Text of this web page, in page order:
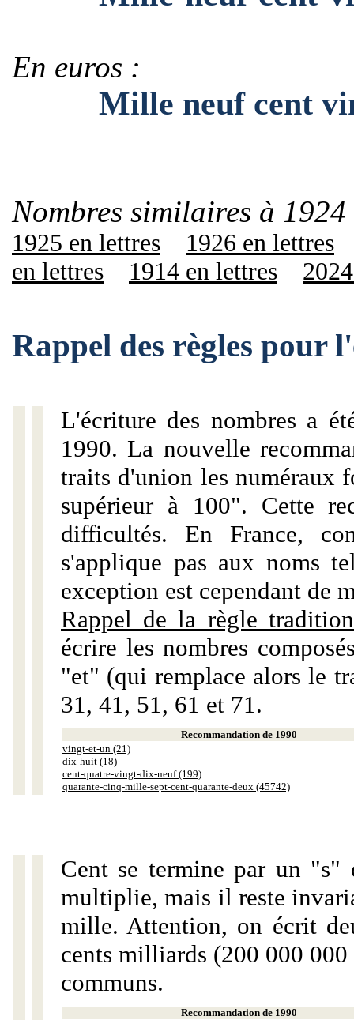
En euros :
Mille neuf cent
Nombres similaires à
1925 en lettres
1926 en lettres
en lettres
1914 en lettres
Rappel des règles pour
L'écriture des nombres a
1990. La nouvelle
traits d'union les numéraux
supérieur à 100". Cette
difficultés. En France,
s'applique pas aux noms
exception est cependant de
Rappel de la règle
écrire les nombres
"et" (qui remplace alors le
31, 41, 51, 61 et 71.
Recommandation de 1990
vingt-et-un (21)
dix-huit (18)
cent-quatre-vingt-dix-neuf (199)
quarante-cinq-mille-sept-cent-quarante-deux (45742)
Cent se termine par un "s"
multiplie, mais il reste
mille. Attention, on écrit
cents milliards (200 000
communs.
Recommandation de 1990